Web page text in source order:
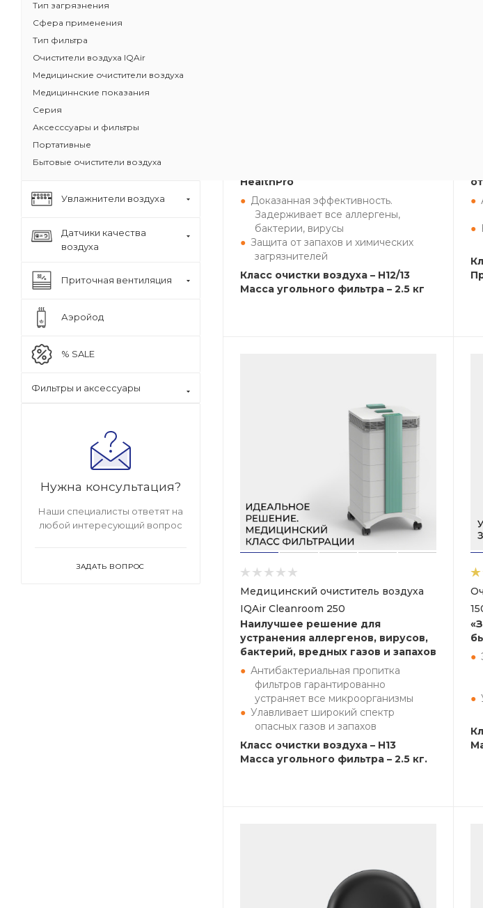
HealthPro
Доказанная эффективность.
Задерживает все аллергены,
бактерии, вирусы
Защита от запахов и химических
загрязнителей
Класс очистки воздуха – H12/13
Масса угольного фильтра – 2.5 кг
Медицинский очиститель воздуха
IQAir Cleanroom 250
Наилучшее решение для
устранения аллергенов, вирусов,
бактерий, вредных газов и запахов
Антибактериальная пропитка
фильтров гарантированно
устраняет все микроорганизмы
Улавливает широкий спектр
опасных газов и запахов
Класс очистки воздуха – H13
Масса угольного фильтра – 2.5 кг.
Тип загрязнения
Сфера применения
Тип фильтра
Очистители воздуха IQAir
Медицинские очистители воздуха
Медициннские показания
Серия
Аксесссуары и фильтры
Портативные
Бытовые очистители воздуха
Увлажнители воздуха
Датчики качества
воздуха
Приточная вентиляция
Аэройод
% SALE
Фильтры и аксессуары
Нужна консультация?
Наши специалисты ответят на
любой интересующий вопрос
ЗАДАТЬ ВОПРОС